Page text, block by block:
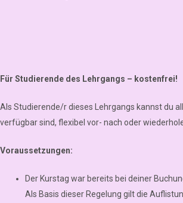
Für Studierende des Lehrgangs – kostenfrei!
Als Studierende/r dieses Lehrgangs kannst du
verfügbar sind, flexibel vor- nach oder
Voraussetzungen:
Der Kurstag war bereits bei deiner
Als Basis dieser Regelung gilt die